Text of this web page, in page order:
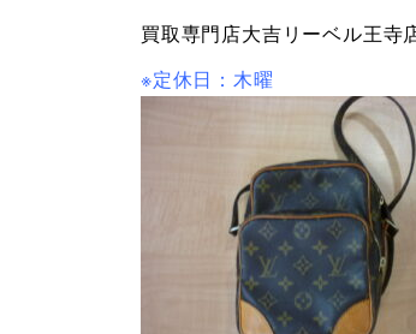
買取専門店大吉リーベル王寺
※定休日：木曜